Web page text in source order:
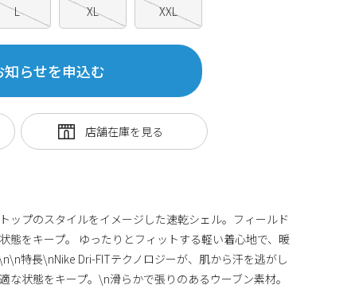
L XL XXL
知らせを申込む
ップのスタイルをイメージした速乾シェル。フィールド
態をキープ。 ゆったりとフィットする軽い着心地で、暖
特長\nNike Dri-FITテクノロジーが、肌から汗を逃がし
な状態をキープ。\n滑らかで張りのあるウーブン素材。